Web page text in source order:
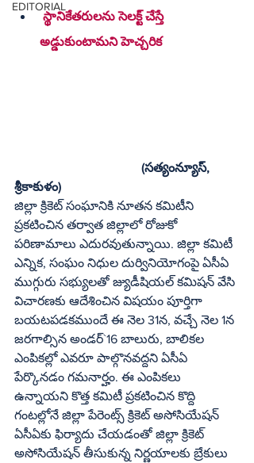
EDITORIAL
అడ్డుకుంటామని హెచ్చరిక
(సత్యంన్యూస్,
శ్రీకాకుళం)
జిల్లా క్రికెట్ సంఘానికి నూతన కమిటీని
ప్రకటించిన తర్వాత జిల్లాలో రోజుకో
పరిణామాలు ఎదురవుతున్నాయి. జిల్లా కమిటీ
ఎన్నిక, సంఘం నిధుల దుర్వినియోగంపై ఏసీఏ
ముగ్గురు సభ్యులతో జ్యుడీషియల్ కమిషన్ వేసి
విచారణకు ఆదేశించిన విషయం పూర్తిగా
బయటపడకముందే ఈ నెల 31న, వచ్చే నెల 1న
జరగాల్సిన అండర్`16 బాలురు, బాలికల
ఎంపికల్లో ఎవరూ పాల్గొనవద్దని ఏసీఏ
పేర్కొనడం గమనార్హం. ఈ ఎంపికలు
ఉన్నాయని కొత్త కమిటీ ప్రకటించిన కొద్ది
గంటల్లోనే జిల్లా పేరెంట్స్ క్రికెట్ అసోసియేషన్
ఏసీఏకు ఫిర్యాదు చేయడంతో జిల్లా క్రికెట్
అసోసియేషన్ తీసుకున్న నిర్ణయాలకు బ్రేకులు